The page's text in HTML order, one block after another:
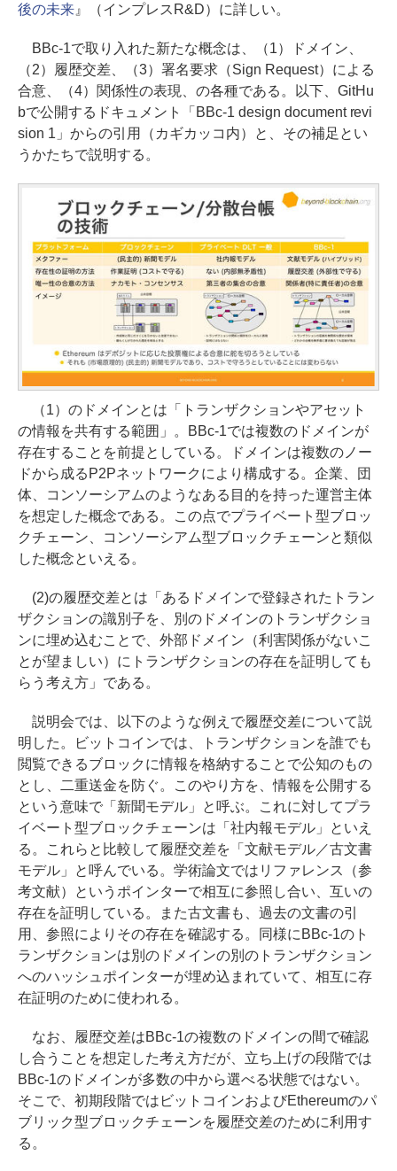
後の未来』（インプレスR&D）に詳しい。
BBc-1で取り入れた新たな概念は、（1）ドメイン、
（2）履歴交差、（3）署名要求（Sign Request）による
合意、（4）関係性の表現、の各種である。以下、GitHu
bで公開するドキュメント「BBc-1 design document revi
sion 1」からの引用（カギカッコ内）と、その補足とい
うかたちで説明する。
（1）のドメインとは「トランザクションやアセット
の情報を共有する範囲」。BBc-1では複数のドメインが
存在することを前提としている。ドメインは複数のノー
ドから成るP2Pネットワークにより構成する。企業、団
体、コンソーシアムのようなある目的を持った運営主体
を想定した概念である。この点でプライベート型ブロッ
クチェーン、コンソーシアム型ブロックチェーンと類似
した概念といえる。
(2)の履歴交差とは「あるドメインで登録されたトラン
ザクションの識別子を、別のドメインのトランザクショ
ンに埋め込むことで、外部ドメイン（利害関係がないこ
とが望ましい）にトランザクションの存在を証明しても
らう考え方」である。
説明会では、以下のような例えで履歴交差について説
明した。ビットコインでは、トランザクションを誰でも
閲覧できるブロックに情報を格納することで公知のもの
とし、二重送金を防ぐ。このやり方を、情報を公開する
という意味で「新聞モデル」と呼ぶ。これに対してプラ
イベート型ブロックチェーンは「社内報モデル」といえ
る。これらと比較して履歴交差を「文献モデル／古文書
モデル」と呼んでいる。学術論文ではリファレンス（参
考文献）というポインターで相互に参照し合い、互いの
存在を証明している。また古文書も、過去の文書の引
用、参照によりその存在を確認する。同様にBBc-1のト
ランザクションは別のドメインの別のトランザクション
へのハッシュポインターが埋め込まれていて、相互に存
在証明のために使われる。
なお、履歴交差はBBc-1の複数のドメインの間で確認
し合うことを想定した考え方だが、立ち上げの段階では
BBc-1のドメインが多数の中から選べる状態ではない。
そこで、初期段階ではビットコインおよびEthereumのパ
ブリック型ブロックチェーンを履歴交差のために利用す
る。